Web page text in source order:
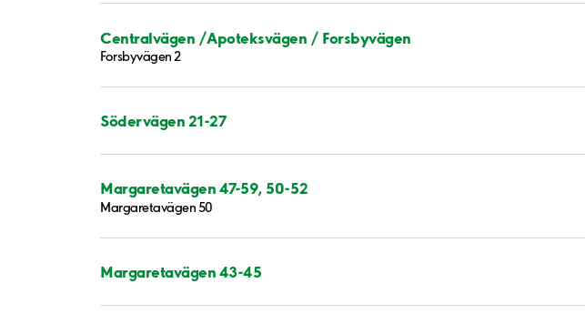
Centralvägen /Apoteksvägen / Forsbyvägen
Forsbyvägen 2
Södervägen 21-27
Margaretavägen 47-59, 50-52
Margaretavägen 50
Margaretavägen 43-45